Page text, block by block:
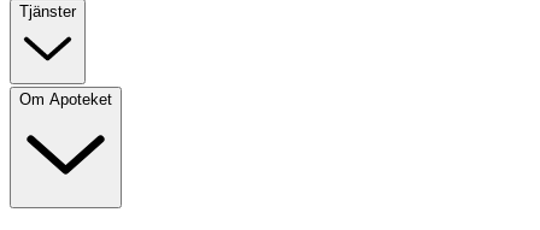
Tjänster
Om Apoteket